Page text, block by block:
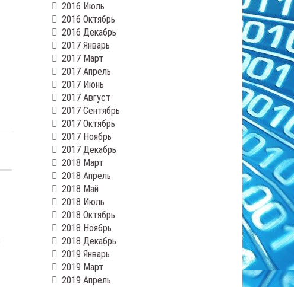
2016 Июль
2016 Октябрь
2016 Декабрь
2017 Январь
2017 Март
2017 Апрель
2017 Июнь
2017 Август
2017 Сентябрь
2017 Октябрь
2017 Ноябрь
2017 Декабрь
2018 Март
2018 Апрель
2018 Май
2018 Июль
2018 Октябрь
2018 Ноябрь
2018 Декабрь
2019 Январь
2019 Март
2019 Апрель